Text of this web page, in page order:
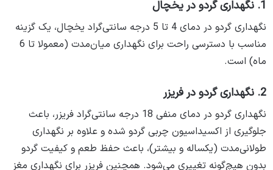
1. نگهداری گردو در یخچال
نگهداری گردو در دمای 4 تا 5 درجه سانتی‌گراد یخچال، یک گزینه
مناسب با دسترسی راحت برای نگهداری میان‌مدت (معمولا تا 6
ماه) است.
2. نگهداری گردو در فریزر
نگهداری گردو در دمای منفی 18 درجه سانتی‌گراد فریزر، باعث
جلوگیری از اکسیداسیون چربی گردو شده و علاوه بر نگهداری
طولانی‌مدت (یکساله و بیشتر)، باعث حفظ طعم و کیفیت گردو
بدون هیچ‌گونه تغییری می‌شود. همچنین فریزر برای نگهداری مغز